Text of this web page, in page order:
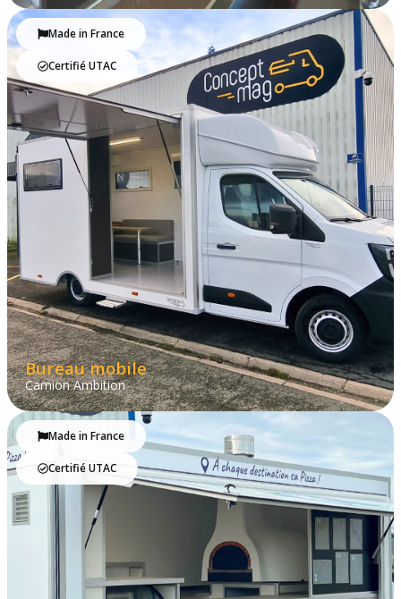
Made in France
Certifié UTAC
Bureau mobile
Camion Ambition
Made in France
Certifié UTAC